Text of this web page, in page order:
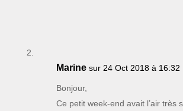
Marine sur 24 Oct 2018 à 16:32
Bonjour,
Ce petit week-end avait l’air très